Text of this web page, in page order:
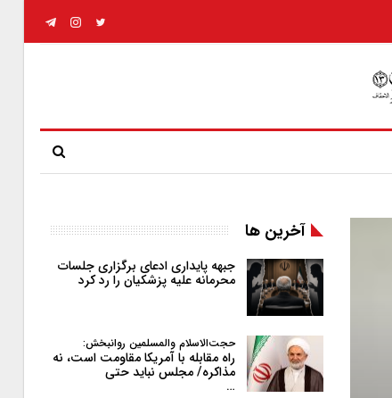
آخرین ها
جبهه پایداری ادعای برگزاری جلسات
محرمانه علیه پزشکیان را رد کرد
حجت‌الاسلام والمسلمین روانبخش:
راه مقابله با آمریکا مقاومت است، نه
مذاکره/ مجلس نباید حتی
…